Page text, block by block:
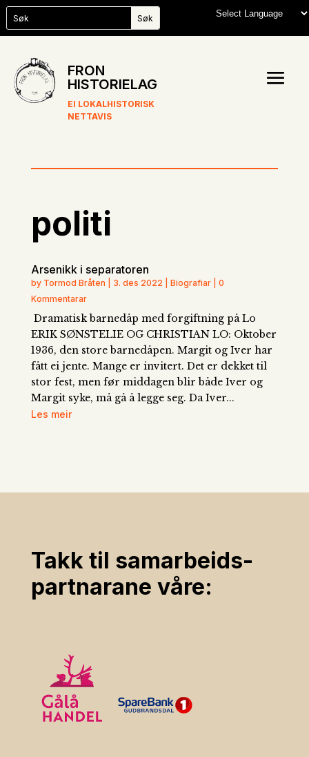
FRON
HISTORIELAG
EI LOKALHISTORISK
NETTAVIS
politi
Arsenikk i separatoren
by Tormod Bråten | 3. des 2022 | Biografiar | 0
Kommentarar
Dramatisk barnedåp med forgiftning på Lo
ERIK SØNSTELIE OG CHRISTIAN LO: Oktober
1936, den store barnedåpen. Margit og Iver har
fått ei jente. Mange er invitert. Det er dekket til
stor fest, men før middagen blir både Iver og
Margit syke, må gå å legge seg. Da Iver...
Les meir
Takk til samarbeids­
partnarane våre: